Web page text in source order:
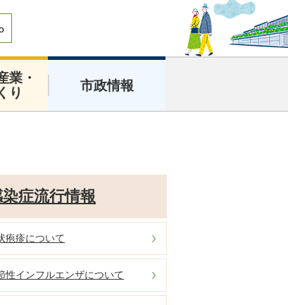
業・
り
市政情報
症流行情報
疱疹について
性インフルエンザについて